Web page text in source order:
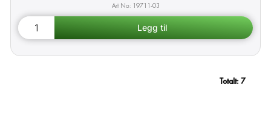
19711-03
Totalt: 7